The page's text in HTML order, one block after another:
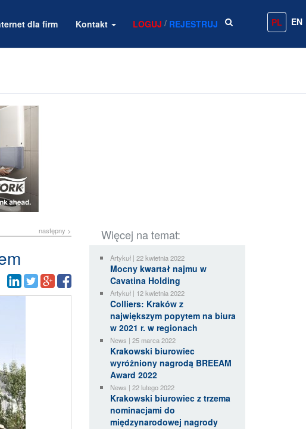
dla firm Kontakt LOGUJ / REJESTRUJ PL EN
następny > Więcej na temat:
Artykuł | 22 kwietnia 2022
Mocny kwartał najmu w
Cavatina Holding
Artykuł | 12 kwietnia 2022
Colliers: Kraków z
największym popytem na biura
w 2021 r. w regionach
News | 25 marca 2022
Krakowski biurowiec
wyróżniony nagrodą BREEAM
Award 2022
News | 22 lutego 2022
Krakowski biurowiec z trzema
nominacjami do
międzynarodowej nagrody